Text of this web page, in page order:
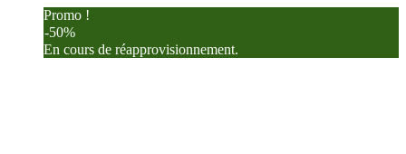
Promo !
-50%
En cours de réapprovisionnement.